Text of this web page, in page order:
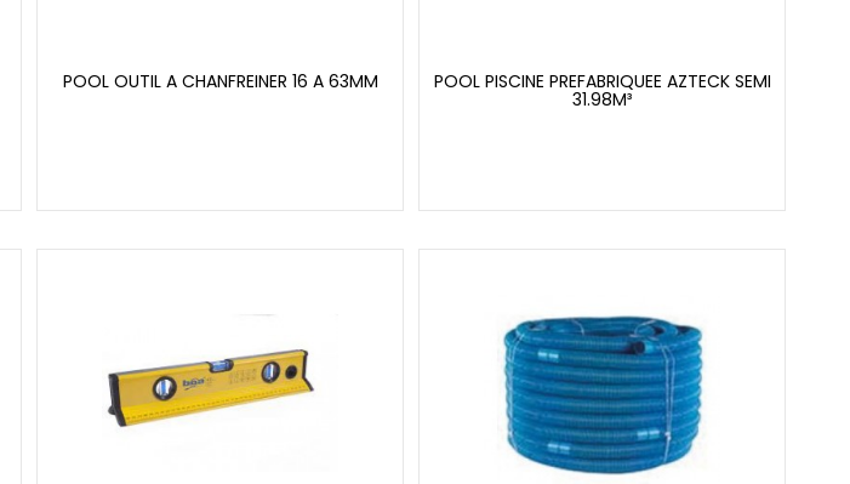
POOL OUTIL A CHANFREINER 16 A 63MM POOL PISCINE PREFABRIQUEE AZTECK SEMI
31.98M³